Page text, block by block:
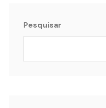
Pesquisar